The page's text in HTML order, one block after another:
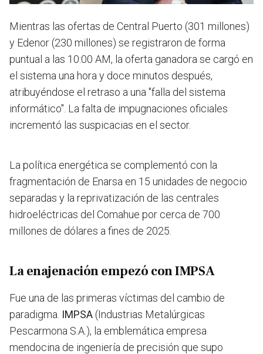
Mientras las ofertas de Central Puerto (301 millones)
y Edenor (230 millones) se registraron de forma
puntual a las 10:00 AM, la oferta ganadora se cargó en
el sistema una hora y doce minutos después,
atribuyéndose el retraso a una "falla del sistema
informático". La falta de impugnaciones oficiales
incrementó las suspicacias en el sector.
La política energética se complementó con la
fragmentación de Enarsa en 15 unidades de negocio
separadas y la reprivatización de las centrales
hidroeléctricas del Comahue por cerca de 700
millones de dólares a fines de 2025.
La enajenación empezó con IMPSA
Fue una de las primeras víctimas del cambio de
paradigma. IMPSA (Industrias Metalúrgicas
Pescarmona S.A.), la emblemática empresa
mendocina de ingeniería de precisión que supo